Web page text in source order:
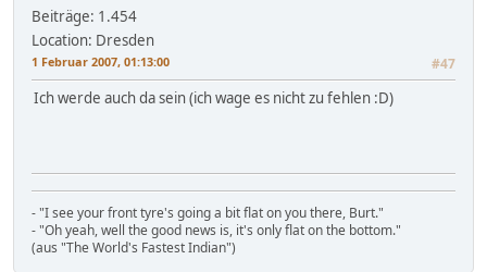
Beiträge: 1.454
Location: Dresden
1 Februar 2007, 01:13:00 #47
Ich werde auch da sein (ich wage es nicht zu fehlen :D)
- "I see your front tyre's going a bit flat on you there, Burt."
- "Oh yeah, well the good news is, it's only flat on the bottom."
(aus "The World's Fastest Indian")